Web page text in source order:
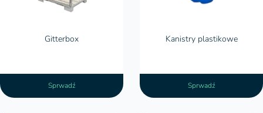
Gitterbox
Sprwadź
Kanistry plastikowe
Sprwadź